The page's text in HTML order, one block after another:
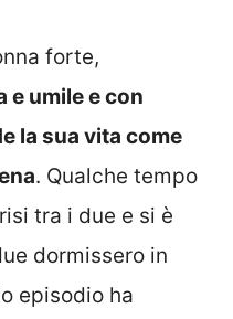
forte,
e umile e con
la sua vita come
. Qualche tempo
tra i due e si è
dormissero in
episodio ha